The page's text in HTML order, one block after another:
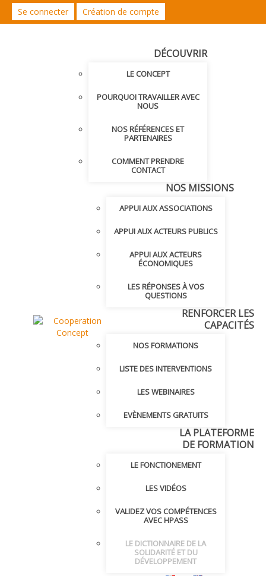
Se connecter Création de compte
DÉCOUVRIR
LE CONCEPT
POURQUOI TRAVAILLER AVEC
NOUS
NOS RÉFÉRENCES ET
PARTENAIRES
COMMENT PRENDRE
CONTACT
NOS MISSIONS
APPUI AUX ASSOCIATIONS
APPUI AUX ACTEURS PUBLICS
APPUI AUX ACTEURS
ÉCONOMIQUES
LES RÉPONSES À VOS
QUESTIONS
RENFORCER LES
CAPACITÉS
NOS FORMATIONS
LISTE DES INTERVENTIONS
LES WEBINAIRES
EVÈNEMENTS GRATUITS
LA PLATEFORME
DE FORMATION
LE FONCTIONEMENT
LES VIDÉOS
VALIDEZ VOS COMPÉTENCES
AVEC HPASS
LE DICTIONNAIRE DE LA
SOLIDARITÉ ET DU
DÉVELOPPEMENT